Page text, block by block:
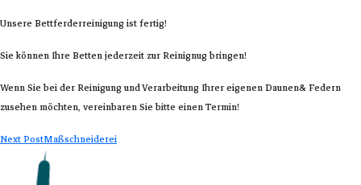
Unsere Bettferderreinigung ist fertig!
Sie können Ihre Betten jederzeit zur Reinignug bringen!
Wenn Sie bei der Reinigung und Verarbeitung Ihrer eigenen Daunen& Federn
zusehen möchten, vereinbaren Sie bitte einen Termin!
Post
navigation
Next PostMaßschneiderei